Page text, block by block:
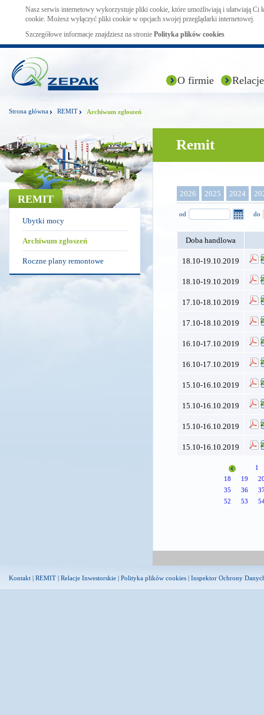
Nasz serwis internetowy wykorzystuje pliki cookie, które umożliwiają i ułatwiają Ci
cookie. Możesz wyłączyć pliki cookie w opcjach swojej przeglądarki internetowej.
Szczegółowe informacje znajdziesz na stronie Polityka plików cookies
O firmie
Strona główna REMIT Archiwum zgłoszeń
REMIT
Ubytki mocy
Archiwum zgłoszeń
Roczne plany remontowe
Remit
2026 2025 2024
od do
Doba handlowa
18.10-19.10.2019
18.10-19.10.2019
17.10-18.10.2019
17.10-18.10.2019
16.10-17.10.2019
16.10-17.10.2019
15.10-16.10.2019
15.10-16.10.2019
15.10-16.10.2019
15.10-16.10.2019
1
18
19
35
36
52
53
Kontakt | REMIT | Relacje Inwestorskie | Polityka plików cookies | Inspektor Ochrony